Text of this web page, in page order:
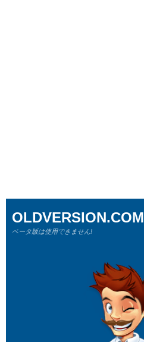
OLDVERSION.COM
ベータ版は使用できません!